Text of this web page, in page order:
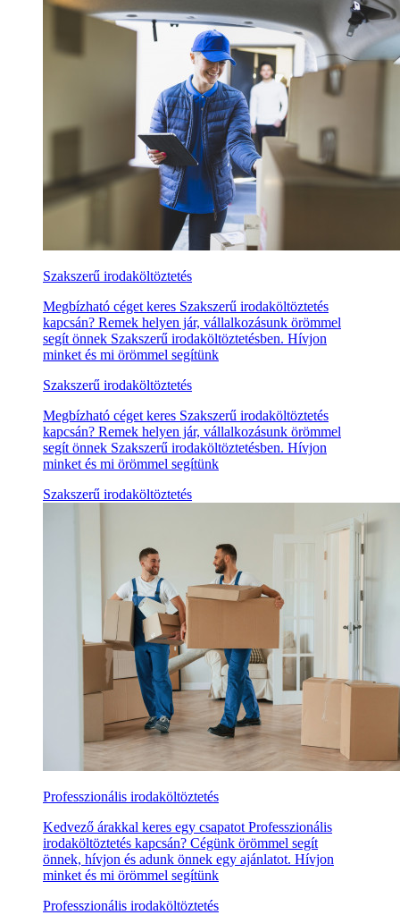
Szakszerű irodaköltöztetés
Megbízható céget keres Szakszerű irodaköltöztetés
kapcsán? Remek helyen jár, vállalkozásunk örömmel
segít önnek Szakszerű irodaköltöztetésben. Hívjon
minket és mi örömmel segítünk
Szakszerű irodaköltöztetés
Megbízható céget keres Szakszerű irodaköltöztetés
kapcsán? Remek helyen jár, vállalkozásunk örömmel
segít önnek Szakszerű irodaköltöztetésben. Hívjon
minket és mi örömmel segítünk
Szakszerű irodaköltöztetés
Professzionális irodaköltöztetés
Kedvező árakkal keres egy csapatot Professzionális
irodaköltöztetés kapcsán? Cégünk örömmel segít
önnek, hívjon és adunk önnek egy ajánlatot. Hívjon
minket és mi örömmel segítünk
Professzionális irodaköltöztetés